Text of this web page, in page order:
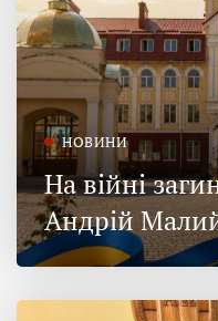
НОВИНИ
На війні
Андрій